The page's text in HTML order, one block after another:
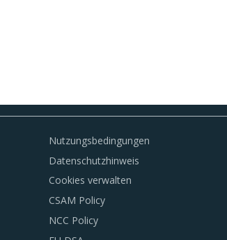
Nutzungsbedingungen
Datenschutzhinweis
Cookies verwalten
CSAM Policy
NCC Policy